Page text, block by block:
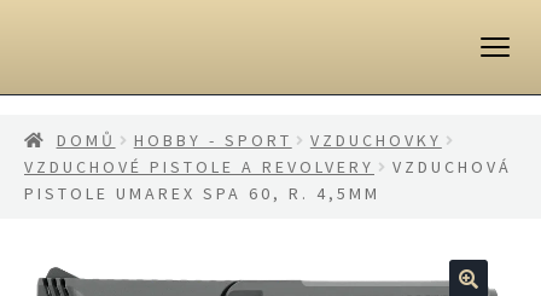
DOMŮ HOBBY - SPORT
VZDUCHOVKY
VZDUCHOVÉ PISTOLE A REVOLVERY
VZDUCHOVÁ
PISTOLE UMAREX SPA 60, R. 4,5MM